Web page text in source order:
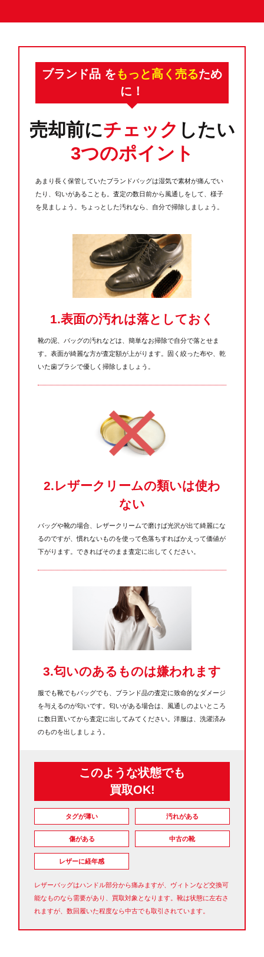
ブランド品 をもっと高く売るため
に！
売却前にチェック したい
3つのポイント
あまり長く保管していたブランドバッグは湿気で素材が痛んでい
たり、匂いがあることも。査定の数日前から風通しをして、様子
を見ましょう。ちょっとした汚れなら、自分で掃除しましょう。
1.表面の汚れは落としておく
靴の泥、バッグの汚れなどは、簡単なお掃除で自分で落とせま
す。表面が綺麗な方が査定額が上がります。固く絞った布や、乾
いた歯ブラシで優しく掃除しましょう。
2.レザークリームの類いは使わ
ない
バッグや靴の場合、レザークリームで磨けば光沢が出て綺麗にな
るのですが、慣れないものを使って色落ちすればかえって価値が
下がります。できればそのまま査定に出してください。
3.匂いのあるものは嫌われます
服でも靴でもバッグでも、ブランド品の査定に致命的なダメージ
を与えるのが匂いです。匂いがある場合は、風通しのよいところ
に数日置いてから査定に出してみてください。洋服は、洗濯済み
のものを出しましょう。
このような状態でも
買取OK!
タグが薄い 汚れがある
傷がある 中古の靴
レザーに経年感
レザーバッグはハンドル部分から痛みますが、ヴィトンなど交換可
能なものなら需要があり、買取対象となります。靴は状態に左右さ
れますが、数回履いた程度なら中古でも取引されています。